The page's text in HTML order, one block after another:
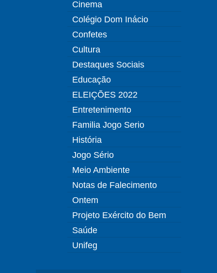
Cinema
Colégio Dom Inácio
Confetes
Cultura
Destaques Sociais
Educação
ELEIÇÕES 2022
Entretenimento
Familia Jogo Serio
História
Jogo Sério
Meio Ambiente
Notas de Falecimento
Ontem
Projeto Exército do Bem
Saúde
Unifeg